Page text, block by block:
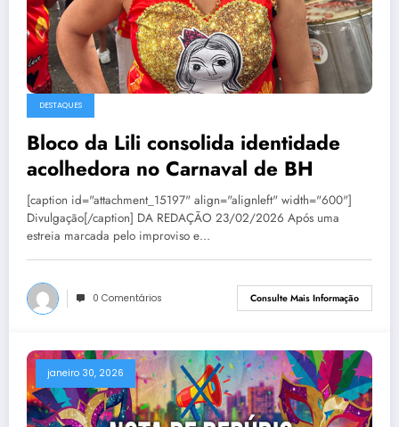
DESTAQUES
Bloco da Lili consolida identidade
acolhedora no Carnaval de BH
[caption id="attachment_15197" align="alignleft" width="600"]
Divulgação[/caption] DA REDAÇÃO 23/02/2026 Após uma
estreia marcada pelo improviso e…
0 Comentários Consulte Mais Informação
janeiro 30, 2026